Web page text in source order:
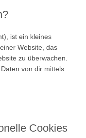
ist ein kleines
Website, das
zu überwachen.
von dir mittels
Cookies